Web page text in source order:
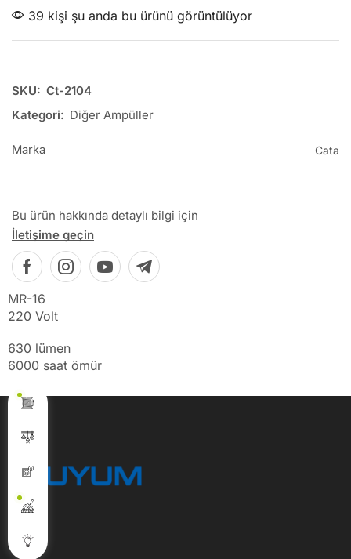
39 kişi şu anda bu ürünü görüntülüyor
SKU: Ct-2104
Kategori: Diğer Ampüller
Marka Cata
Bu ürün hakkında detaylı bilgi için
İletişime geçin
MR-16
220 Volt
630 lümen
6000 saat ömür